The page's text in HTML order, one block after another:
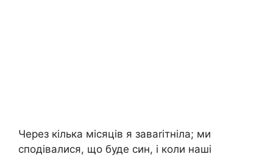
Через кілька місяців я заваrітніла; ми
сподівалися, що буде син, і коли наші